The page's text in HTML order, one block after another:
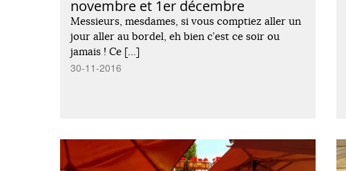
novembre et 1er décembre
Messieurs, mesdames, si vous comptiez aller un
jour aller au bordel, eh bien c’est ce soir ou
jamais ! Ce […]
30-11-2016